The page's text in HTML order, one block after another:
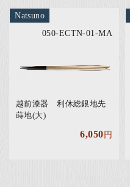
Natsuno
050-ECTN-01-MA
越前漆器 利休総銀地先
蒔地(大)
6,050円